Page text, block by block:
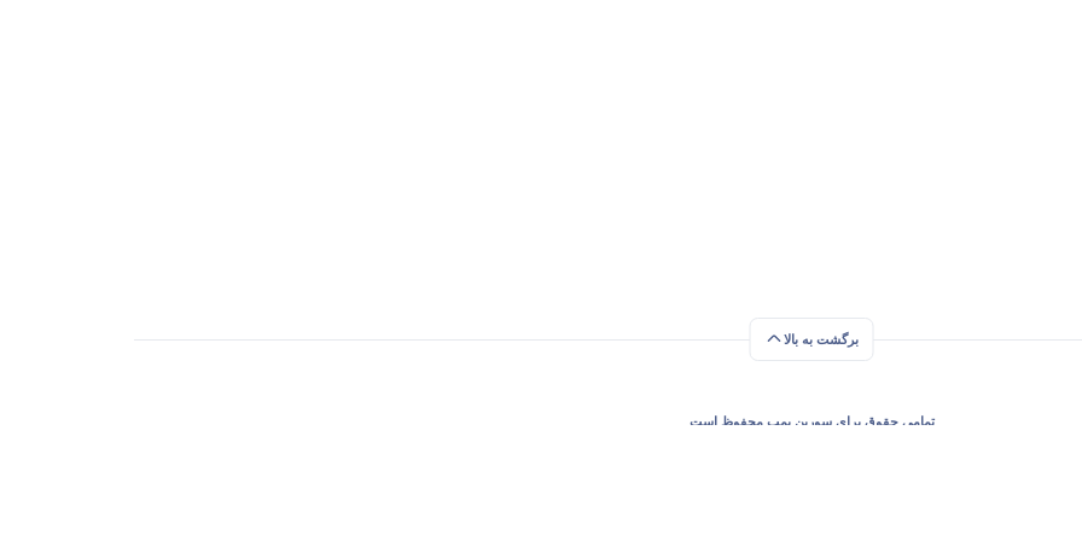
برگشت به بالا
تمامی حقوق برای سورین پمپ محفوظ است